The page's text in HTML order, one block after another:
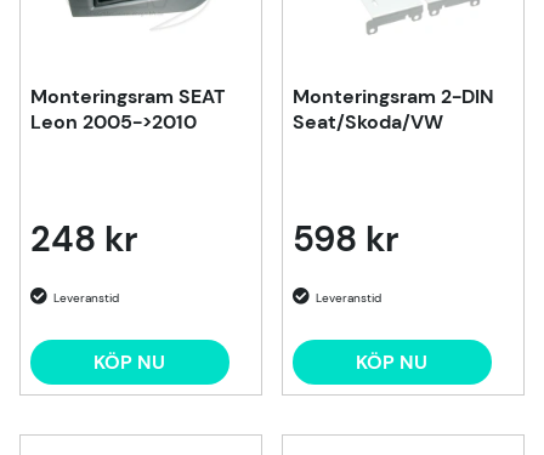
Monteringsram SEAT
Leon 2005->2010
248 kr
KÖP NU
Monteringsram 2-DIN
Seat/Skoda/VW
598 kr
KÖP NU